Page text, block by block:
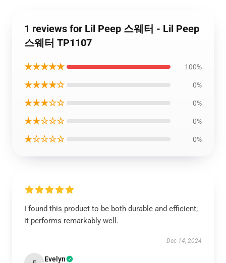
1 reviews for Lil Peep 스웨터 - Lil Peep
스웨터 TP1107
★★★★★ 100%
★★★★☆ 0%
★★★☆☆ 0%
★★☆☆☆ 0%
★☆☆☆☆ 0%
I found this product to be both durable and efficient;
it performs remarkably well.
Dec 14, 2024
Evelyn